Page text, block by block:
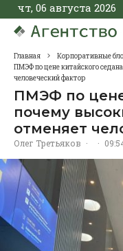
чт, 06 августа 2026
Главная
Корпоративные
ПМЭФ по цене китайского
человеческий фактор
ПМЭФ по цене
почему
отменяет
Олег Третьяков · ·